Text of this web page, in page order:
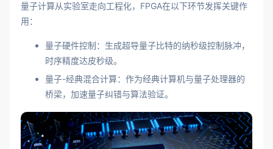
量子计算从实验室走向工程化，FPGA在以下环节发挥关键作
用：
量子硬件控制：生成超导量子比特的纳秒级控制脉冲，
时序精度达皮秒级。
量子-经典混合计算：作为经典计算机与量子处理器的
桥梁，加速量子纠错与算法验证。